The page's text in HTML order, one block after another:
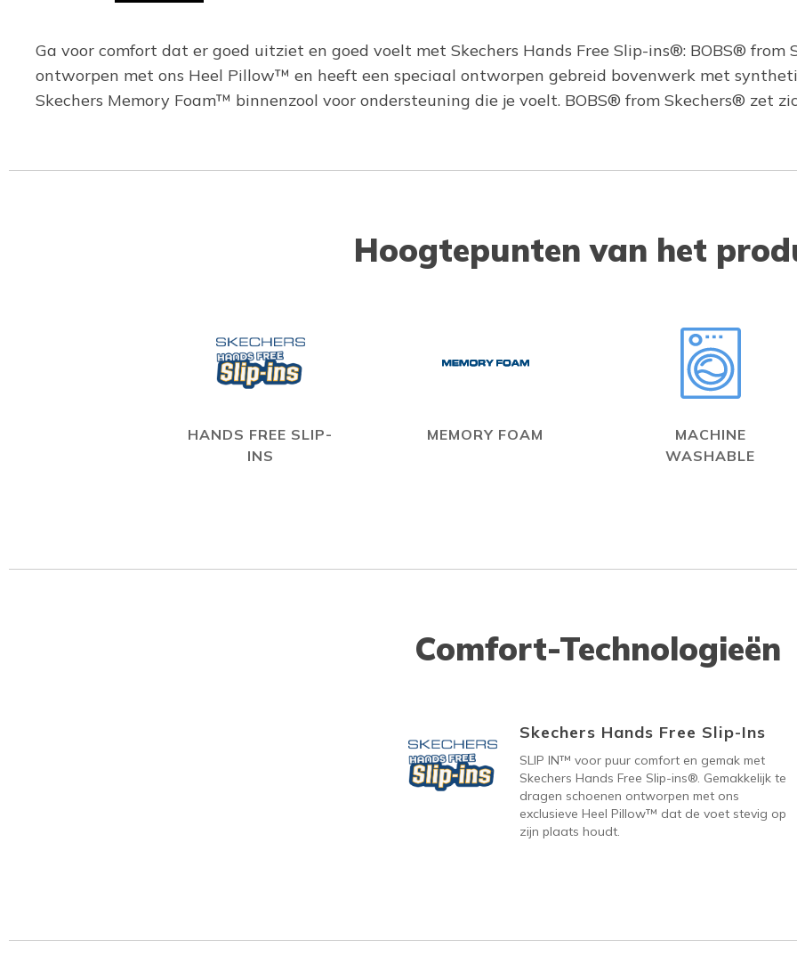
Ga voor comfort dat er goed uitziet en goed voelt met Skechers Hands Free Slip-ins®: BOBS® from
ontworpen met ons Heel Pillow™ en heeft een speciaal ontworpen gebreid bovenwerk met
Skechers Memory Foam™ binnenzool voor ondersteuning die je voelt. BOBS® from Skechers® zet
Hoogtepunten van het
HANDS FREE SLIP-
INS
MEMORY FOAM
MACHINE
WASHABLE
Comfort-Technologieën
Skechers Hands Free Slip-Ins
SLIP IN™ voor puur comfort en gemak met
Skechers Hands Free Slip-ins®. Gemakkelijk te
dragen schoenen ontworpen met ons
exclusieve Heel Pillow™ dat de voet stevig op
zijn plaats houdt.